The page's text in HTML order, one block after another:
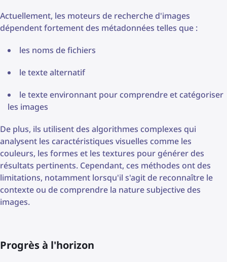
Actuellement, les moteurs de recherche d'images
dépendent fortement des métadonnées telles que :
les noms de fichiers
le texte alternatif
le texte environnant pour comprendre et catégoriser
les images
De plus, ils utilisent des algorithmes complexes qui
analysent les caractéristiques visuelles comme les
couleurs, les formes et les textures pour générer des
résultats pertinents. Cependant, ces méthodes ont des
limitations, notamment lorsqu'il s'agit de reconnaître le
contexte ou de comprendre la nature subjective des
images.
Progrès à l'horizon